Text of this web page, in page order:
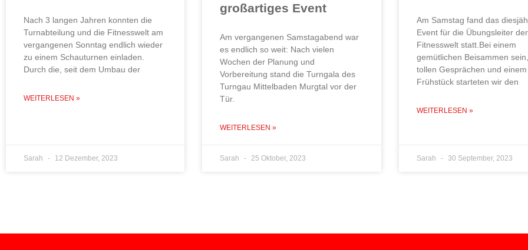
Nach 3 langen Jahren konnten die
Turnabteilung und die Fitnesswelt am
vergangenen Sonntag endlich wieder
zu einem Schauturnen einladen.
Durch die, seit dem Umbau der
WEITERLESEN »
Sarah 12 Dezember, 2023
großartiges Event
Am vergangenen Samstagabend war
es endlich so weit: Nach vielen
Wochen der Planung und
Vorbereitung stand die Turngala des
Turngau Mittelbaden Murgtal vor der
Tür.
WEITERLESEN »
Sarah 25 Oktober, 2023
Am Samstag fand das
Event für die Übungsleiter der
Fitnesswelt statt.Bei einem
gemütlichen Beisammen
tollen Gesprächen und einem
Frühstück starteten wir den
WEITERLESEN »
Sarah 30 September, 2023